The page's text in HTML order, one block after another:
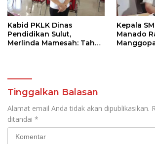
Kabid PKLK Dinas
Pendidikan Sulut,
Merlinda Mamesah: Tahun
Kepala
Manado
Tinggalkan Balasan
Alamat email Anda tidak akan dipublikasikan.
ditandai *